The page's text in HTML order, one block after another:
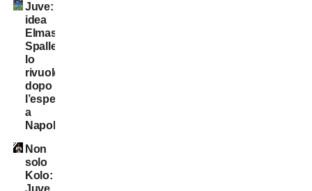
Juve:
idea
Elmas.
Spalletti
lo
rivuole
dopo
l’esperienza
a
Napoli
Non
solo
Kolo: